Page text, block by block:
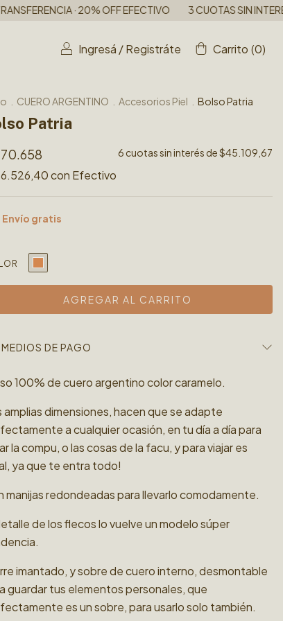
EFECTIVO 3 CUOTAS SIN INTERES 6 CUOTAS SIN
Ingresá /Registráte Carrito (0)
CUERO ARGENTINO Accesorios Piel Bolso Patria
Patria
6 cuotas sin interés de$45.109,67
con Efectivo
Envío gratis
MEDIOS DE PAGO
100% de cuero argentino color caramelo.
amplias dimensiones, hacen que se adapte
a cualquier ocasión, en tu día a día para
la compu, o las cosas de la facu, y para viajar es
ya que te entra todo!
manijas redondeadas para llevarlo comodamente.
de los flecos lo vuelve un modelo súper
imantado, y sobre de cuero interno, desmontable
guardar tus elementos personales, que
es un sobre, para usarlo solo también.